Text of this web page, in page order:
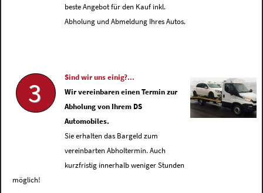
beste Angebot für den Kauf inkl.
Abholung und Abmeldung Ihres Autos.
3
Sind wir uns einig?...
Wir vereinbaren einen Termin zur
Abholung von Ihrem DS
Automobiles.
Sie erhalten das Bargeld zum
vereinbarten Abholtermin. Auch
kurzfristig innerhalb weniger Stunden
möglich!